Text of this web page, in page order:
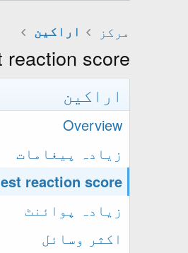
مرکز اراکین
reaction score
اراکین
Overview
زیادہ پیغامات
reaction score
زیادہ پوائنٹ
اکثر وسائل